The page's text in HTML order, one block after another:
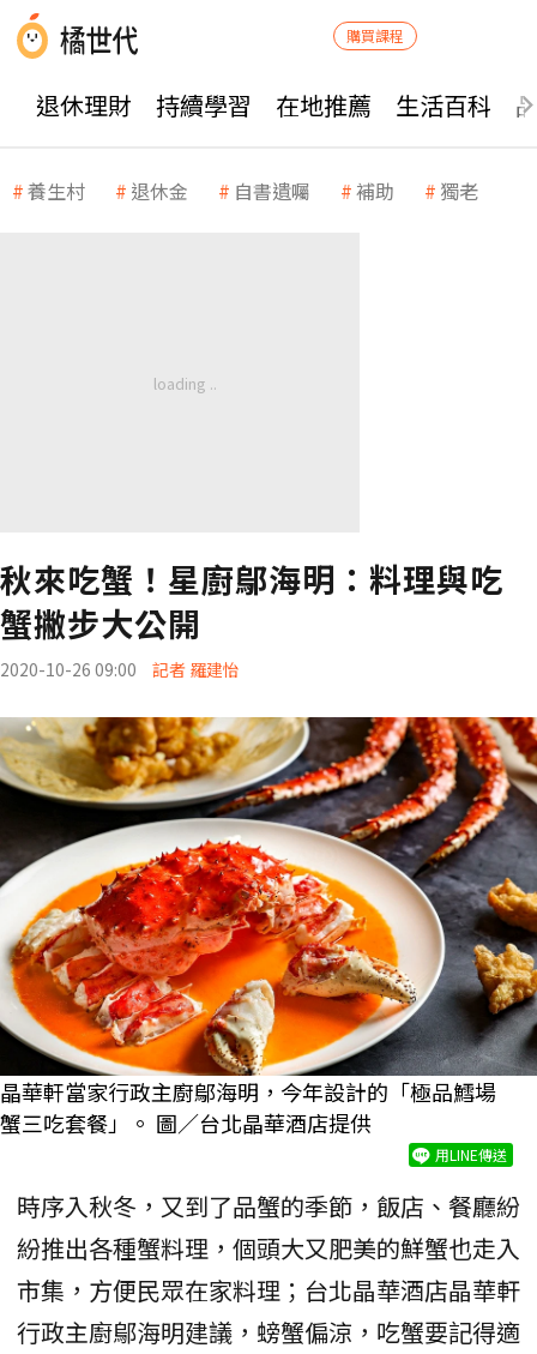
購買課程
退休理財 持續學習 在地推薦 生活百科
養生村 退休金 自書遺囑 補助 獨老
秋來吃蟹！星廚鄔海明：料理與吃
蟹撇步大公開
2020-10-26 09:00 記者 羅建怡
晶華軒當家行政主廚鄔海明，今年設計的「極品鱈場
蟹三吃套餐」。 圖／台北晶華酒店提供
用LINE傳送
時序入秋冬，又到了品蟹的季節，飯店、餐廳紛
紛推出各種蟹料理，個頭大又肥美的鮮蟹也走入
市集，方便民眾在家料理；台北晶華酒店晶華軒
行政主廚鄔海明建議，螃蟹偏涼，吃蟹要記得適